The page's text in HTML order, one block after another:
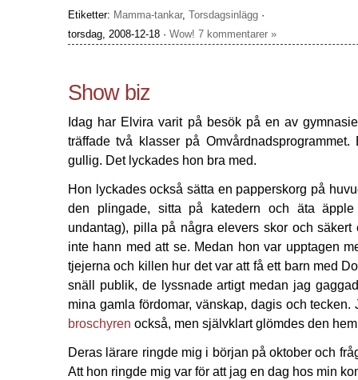
Etiketter: Mamma-tankar, Torsdagsinlägg ·
torsdag, 2008-12-18 · Wow! 7 kommentarer »
Show biz
Idag har Elvira varit på besök på en av
träffade två klasser på
gullig. Det lyckades hon bra med.
Hon lyckades också sätta en papperskorg på
den plingade, sitta på katedern och äta
undantag), pilla på några elevers skor och
inte hann med att se. Medan hon var upptagen
tjejerna och killen hur det var att få ett barn med
snäll publik, de lyssnade artigt medan jag
mina gamla fördomar, vänskap, dagis och
broschyren också, men självklart glömdes den
Deras lärare ringde mig i början på oktober och
Att hon ringde mig var för att jag en dag hos min